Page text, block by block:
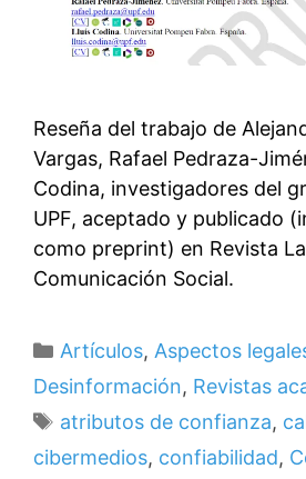
Reseña del trabajo de
Vargas, Rafael Pedraza-
Codina, investigadores del
UPF, aceptado y publicado
como preprint) en Revista
Comunicación Social.
Categorías
Artículos, Aspectos
Desinformación, Revistas
Etiquetas
atributos de confianza,
cibermedios, confiabilidad,